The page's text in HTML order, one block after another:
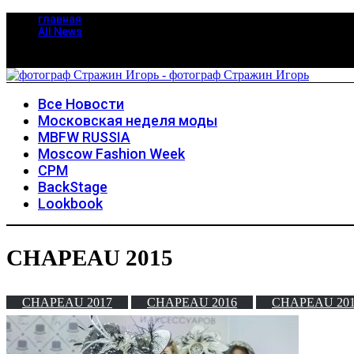
главная
All News
Все Новости
Московская неделя моды
MBFW RUSSIA
Moscow Fashion Week
CPM
BackStage
Lookbook
CHAPEAU 2015
CHAPEAU 2017 CHAPEAU 2016 CHAPEAU